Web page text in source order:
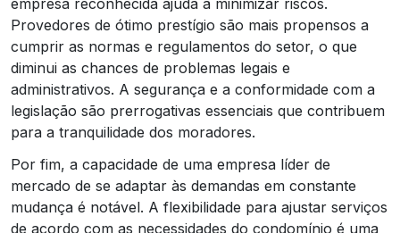
Provedores de ótimo prestígio são mais propensos a
cumprir as normas e regulamentos do setor, o que
diminui as chances de problemas legais e
administrativos. A segurança e a conformidade com a
legislação são prerrogativas essenciais que contribuem
para a tranquilidade dos moradores.
Por fim, a capacidade de uma empresa líder de
mercado de se adaptar às demandas em constante
mudança é notável. A flexibilidade para ajustar serviços
de acordo com as necessidades do condomínio é uma